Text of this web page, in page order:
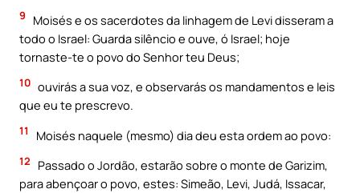
9
Moisés e os sacerdotes da linhagem de Levi disseram a
todo o Israel: Guarda silêncio e ouve, ó Israel; hoje
tornaste-te o povo do Senhor teu Deus;
10 ouvirás a sua voz, e observarás os mandamentos e Ieis
que eu te prescrevo.
11 Moisés naquele (mesmo) dia deu esta ordem ao povo:
12
Passado o Jordão, estarão sobre o monte de Garizim,
para abençoar o povo, estes: Simeão, Levi, Judá, Issacar,